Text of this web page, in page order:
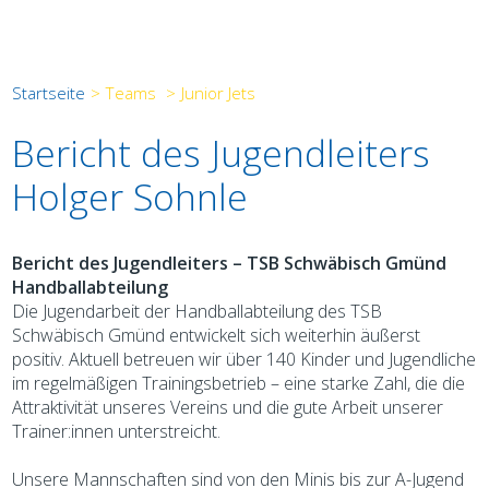
Startseite > Teams > Junior Jets
Bericht des Jugendleiters
Holger Sohnle
Bericht des Jugendleiters – TSB Schwäbisch Gmünd
Handballabteilung
Die Jugendarbeit der Handballabteilung des TSB
Schwäbisch Gmünd entwickelt sich weiterhin äußerst
positiv. Aktuell betreuen wir über 140 Kinder und Jugendliche
im regelmäßigen Trainingsbetrieb – eine starke Zahl, die die
Attraktivität unseres Vereins und die gute Arbeit unserer
Trainer:innen unterstreicht.
Unsere Mannschaften sind von den Minis bis zur A-Jugend